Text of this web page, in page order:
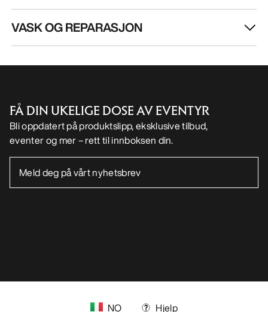
VASK OG REPARASJON
FÅ DIN UKELIGE DOSE AV EVENTYR
Bli oppdatert på produktslipp, eksklusive tilbud,
eventer og mer – rett til innboksen din.
NO Hjelp